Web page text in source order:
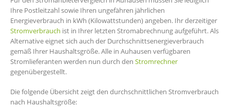
Ihre Postleitzahl sowie Ihren ungefähren jährlichen
Energieverbrauch in kWh (Kilowattstunden) angeben. Ihr derzeitiger
Stromverbrauch ist in Ihrer letzten Stromabrechnung aufgeführt. Als
Alternative eignet sich auch der Durchschnittsenergieverbrauch
gemäß Ihrer Haushaltsgröße. Alle in Auhausen verfügbaren
Stromlieferanten werden nun durch den Stromrechner
gegenübergestellt.
Die folgende Übersicht zeigt den durchschnittlichen Stromverbrauch
nach Haushaltsgröße: